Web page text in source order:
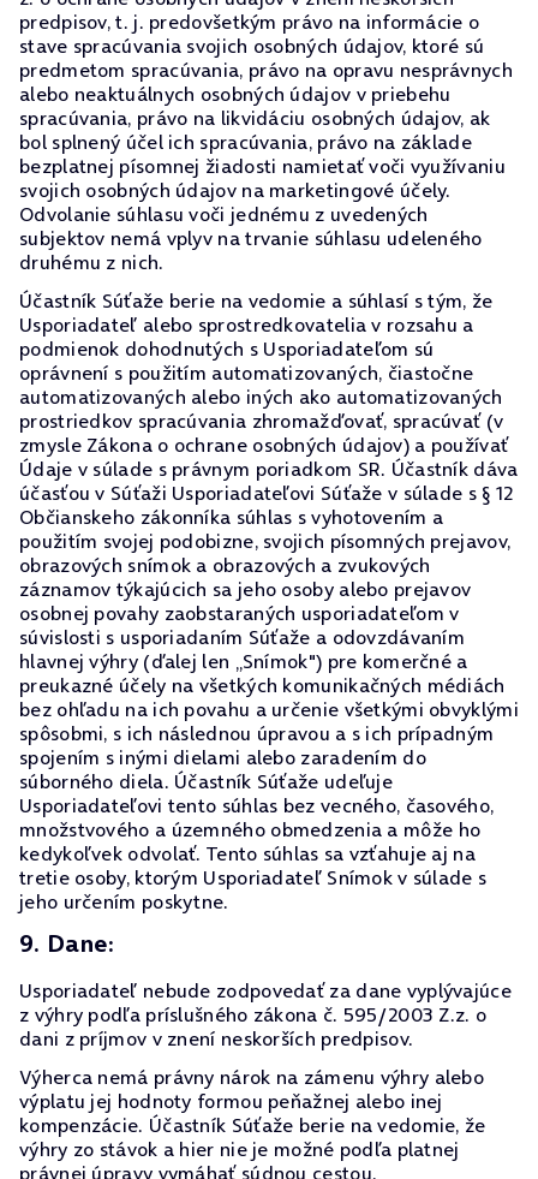
predpisov, t. j. predovšetkým právo na informácie o
stave spracúvania svojich osobných údajov, ktoré sú
predmetom spracúvania, právo na opravu nesprávnych
alebo neaktuálnych osobných údajov v priebehu
spracúvania, právo na likvidáciu osobných údajov, ak
bol splnený účel ich spracúvania, právo na základe
bezplatnej písomnej žiadosti namietať voči využívaniu
svojich osobných údajov na marketingové účely.
Odvolanie súhlasu voči jednému z uvedených
subjektov nemá vplyv na trvanie súhlasu udeleného
druhému z nich.
Účastník Súťaže berie na vedomie a súhlasí s tým, že
Usporiadateľ alebo sprostredkovatelia v rozsahu a
podmienok dohodnutých s Usporiadateľom sú
oprávnení s použitím automatizovaných, čiastočne
automatizovaných alebo iných ako automatizovaných
prostriedkov spracúvania zhromažďovať, spracúvať (v
zmysle Zákona o ochrane osobných údajov) a používať
Údaje v súlade s právnym poriadkom SR. Účastník dáva
účasťou v Súťaži Usporiadateľovi Súťaže v súlade s § 12
Občianskeho zákonníka súhlas s vyhotovením a
použitím svojej podobizne, svojich písomných prejavov,
obrazových snímok a obrazových a zvukových
záznamov týkajúcich sa jeho osoby alebo prejavov
osobnej povahy zaobstaraných usporiadateľom v
súvislosti s usporiadaním Súťaže a odovzdávaním
hlavnej výhry (ďalej len „Snímok") pre komerčné a
preukazné účely na všetkých komunikačných médiách
bez ohľadu na ich povahu a určenie všetkými obvyklými
spôsobmi, s ich následnou úpravou a s ich prípadným
spojením s inými dielami alebo zaradením do
súborného diela. Účastník Súťaže udeľuje
Usporiadateľovi tento súhlas bez vecného, časového,
množstvového a územného obmedzenia a môže ho
kedykoľvek odvolať. Tento súhlas sa vzťahuje aj na
tretie osoby, ktorým Usporiadateľ Snímok v súlade s
jeho určením poskytne.
9. Dane:
Usporiadateľ nebude zodpovedať za dane vyplývajúce
z výhry podľa príslušného zákona č. 595/2003 Z.z. o
dani z príjmov v znení neskorších predpisov.
Výherca nemá právny nárok na zámenu výhry alebo
výplatu jej hodnoty formou peňažnej alebo inej
kompenzácie. Účastník Súťaže berie na vedomie, že
výhry zo stávok a hier nie je možné podľa platnej
právnej úpravy vymáhať súdnou cestou.